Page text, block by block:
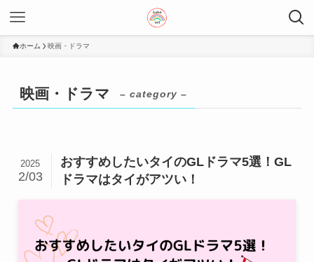
ホーム 映画・ドラマ
映画・ドラマ – category –
おすすめしたいタイのGLドラマ5選！GL
ドラマはタイがアツい！
2025
2/03